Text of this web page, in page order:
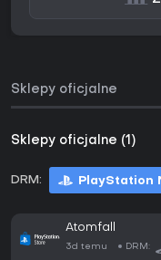
Sklepy oficjalne
Sklepy oficjalne (1)
DRM: PlayStation
Atomfall
3d temu DRM: